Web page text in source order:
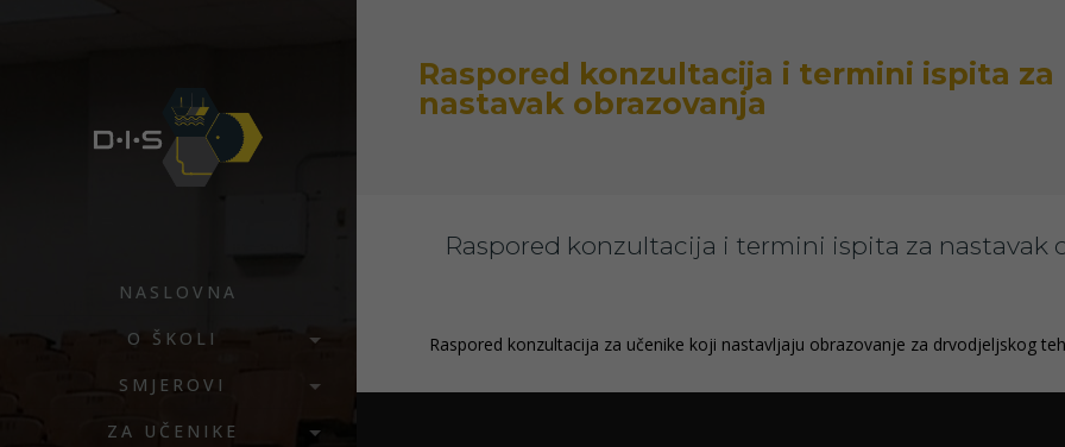
NASLOVNA
O ŠKOLI
SMJEROVI
ZA UČENIKE
Raspored konzultacija i termini ispita za
nastavak obrazovanja
Raspored konzultacija i termini ispita za nastavak
Raspored konzultacija za učenike koji nastavljaju obrazovanje za drvodjeljskog